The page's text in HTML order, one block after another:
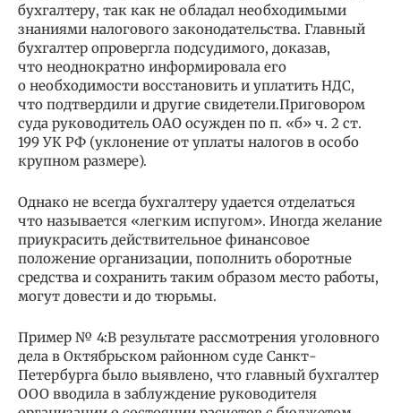
бухгалтеру, так как не обладал необходимыми
знаниями налогового законодательства. Главный
бухгалтер опровергла подсудимого, доказав,
что неоднократно информировала его
о необходимости восстановить и уплатить НДС,
что подтвердили и другие свидетели.Приговором
суда руководитель ОАО осужден по п. «б» ч. 2 ст.
199 УК РФ (уклонение от уплаты налогов в особо
крупном размере).
Однако не всегда бухгалтеру удается отделаться
что называется «легким испугом». Иногда желание
приукрасить действительное финансовое
положение организации, пополнить оборотные
средства и сохранить таким образом место работы,
могут довести и до тюрьмы.
Пример № 4:В результате рассмотрения уголовного
дела в Октябрьском районном суде Санкт-
Петербурга было выявлено, что главный бухгалтер
ООО вводила в заблуждение руководителя